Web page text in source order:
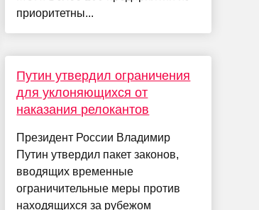
приоритетны...
Путин утвердил ограничения
для уклоняющихся от
наказания релокантов
Президент России Владимир
Путин утвердил пакет законов,
вводящих временные
ограничительные меры против
находящихся за рубежом